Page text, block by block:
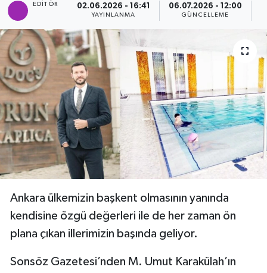
EDITÖR 02.06.2026 - 16:41
YAYINLANMA
06.07.2026 - 12:00
GÜNCELLEME
Ankara ülkemizin başkent olmasının yanında
kendisine özgü değerleri ile de her zaman ön
plana çıkan illerimizin başında geliyor.
Sonsöz Gazetesi’nden M. Umut Karakülah’ın
Emlak
Gündem
Gurme
Haber
İlçe Haberleri
Keşfet
Kültür & Sanat
Magazin